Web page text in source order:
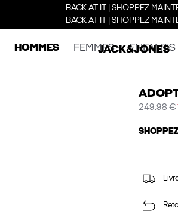
BACK AT IT | SHOPPEZ
BACK AT IT | SHOPPEZ
HOMMES FEMMES ENFANTS
249.98 €